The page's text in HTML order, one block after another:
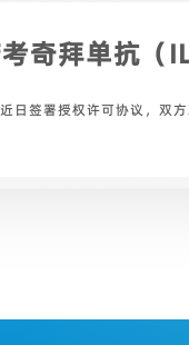
奇拜单抗
日签署授权许可协议，双